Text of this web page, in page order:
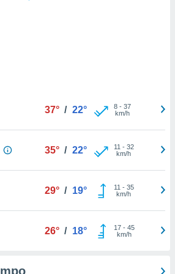
37° / 22° 8- 37
km/h
35° / 22° 11 - 32
km/h
29° / 19° 11 - 35
km/h
26° / 18° 17- 45
km/h